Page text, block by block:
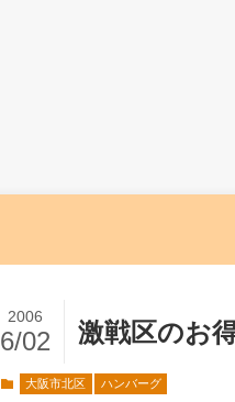
激戦区のお
2006
6/02
大阪市北区 ハンバーグ